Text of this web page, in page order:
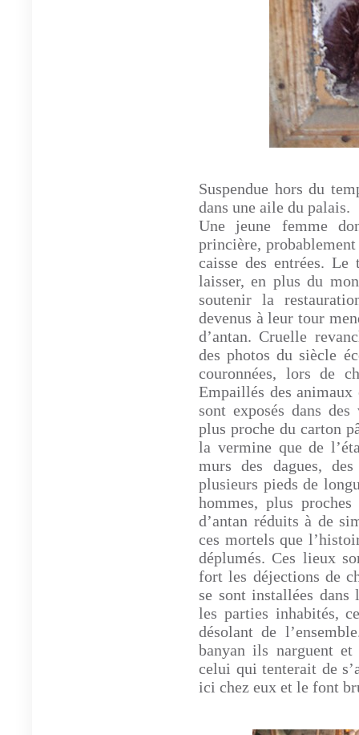
Suspendue hors du
dans une aile du palais.
Une jeune femme
princière,
caisse des entrées. Le
laisser, en plus du
soutenir la
devenus à leur tour
d’antan. Cruelle
des photos du siècle
couronnées, lors de
Empaillés des
sont exposés dans
plus proche du carton
la vermine que de
murs des dagues,
plusieurs pieds de
hommes, plus
d’antan réduits à de
ces mortels que
déplumés. Ces lieux
fort les déjections de
se sont installées dans
les parties inhabités,
désolant de
banyan ils narguent et
celui qui tenterait de
ici chez eux et le font